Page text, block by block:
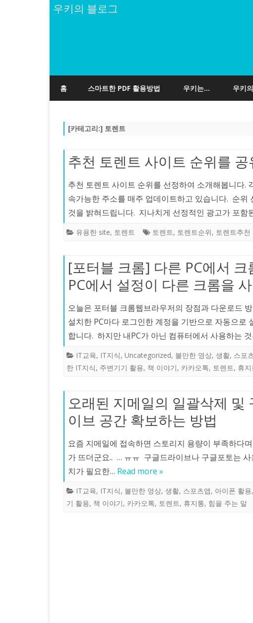
우키의 블로그
홈 스마트한 PDF 활용방법 우키는… 우키
[카테고리:] 토렌트
추천 토렌트 사이트 순위를
추천 토렌트 사이트 순위를 선정하여 소개해봅니다.
속가능한 주소를 매주 업데이트하고 있습니다. 순
것을 밝혀드립니다. 지나치게 선정적인 광고가 포함
유용한 site, 토렌트 토렌트, 토렌트순위, 토렌트추천
[포터블 크롬] 다른 PC에서
PC에서 설정이 다른 크롬을
오늘은 포터블 크롬웹브라우저의 장점과 다운로드
설치한 PC마다 로그인한 계정을 기반으로 자동으로
합니다. 하지만 내PC가 아닌 컴퓨터에서 사용하는
IT교육, IT지식, Uncategorized, 볼만한 영상, 생활, 스포
한 IT지식, 주변기기 활용, 책 이야기, 카카오톡, 토렌트, 휴지
오래된 지메일의 일괄삭제
이브 공간 확보하는 방법
요즘 지메일에 접속하면 스토리지 용량이 부족하다
가 뜨더군요.. … ㅠㅠ 구글드라이브나 구글포토는
치가 필요한… Read more »
IT교육, IT지식, 볼만한 영상, 생활, 스포츠앱, 아이폰 활용,
기 활용, 책 이야기, 카카오톡, 토렌트, 휴지통, 힘을 주는 말